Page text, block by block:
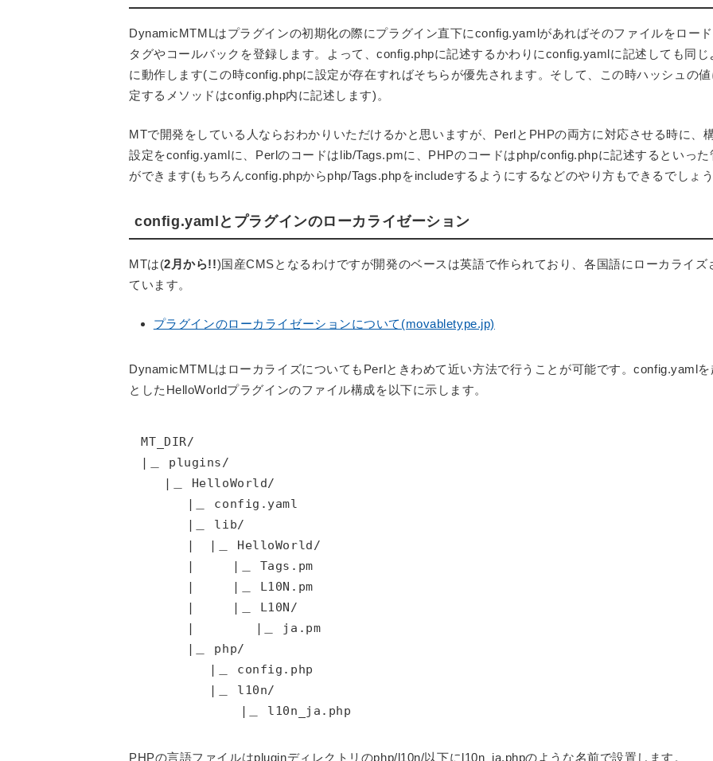
DynamicMTMLはプラグインの初期化の際にプラグイン直下にconfig.yamlがあればそのファイルをロー
タグやコールバックを登録します。よって、config.phpに記述するかわりにconfig.yamlに記述しても同じ
に動作します(この時config.phpに設定が存在すればそちらが優先されます。そして、この時ハッシュの
定するメソッドはconfig.php内に記述します)。
MTで開発をしている人ならおわかりいただけるかと思いますが、PerlとPHPの両方に対応させる時に、
設定をconfig.yamlに、Perlのコードはlib/Tags.pmに、PHPのコードはphp/config.phpに記述するといった
ができます(もちろんconfig.phpからphp/Tags.phpをincludeするようにするなどのやり方もできるでしょ
config.yamlとプラグインのローカライゼーション
MTは(2月から!!)国産CMSとなるわけですが開発のベースは英語で作られており、各国語にローカライズ
ています。
プラグインのローカライゼーションについて(movabletype.jp)
DynamicMTMLはローカライズについてもPerlときわめて近い方法で行うことが可能です。config.yaml
としたHelloWorldプラグインのファイル構成を以下に示します。
MT_DIR/
|＿ plugins/
   |＿ HelloWorld/
      |＿ config.yaml
      |＿ lib/
      |  |＿ HelloWorld/
      |     |＿ Tags.pm
      |     |＿ L10N.pm
      |     |＿ L10N/
      |        |＿ ja.pm
      |＿ php/
         |＿ config.php
         |＿ l10n/
PHPの言語ファイルはpluginディレクトリのphp/l10n/以下にl10n_ja.phpのような名前で設置します。